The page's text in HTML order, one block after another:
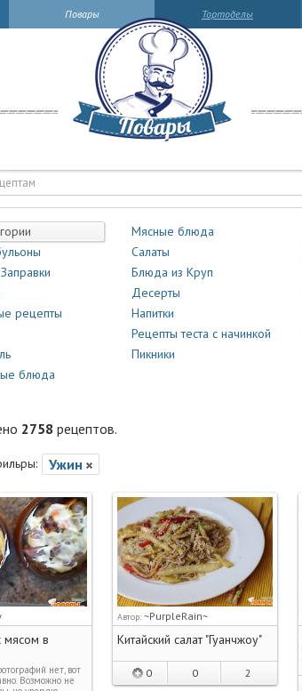
Тортоделы
Повары
Мясные блюда
Салаты
Блюда из Круп
Десерты
рецепты
Напитки
Рецепты теста с начинкой
Пикники
блюда
2758 рецептов.
Ужин
мясом в
нет, вот
Возможно не
Автор: ~PurpleRain~
Китайский салат "Гуанчжоу"
0 0 2